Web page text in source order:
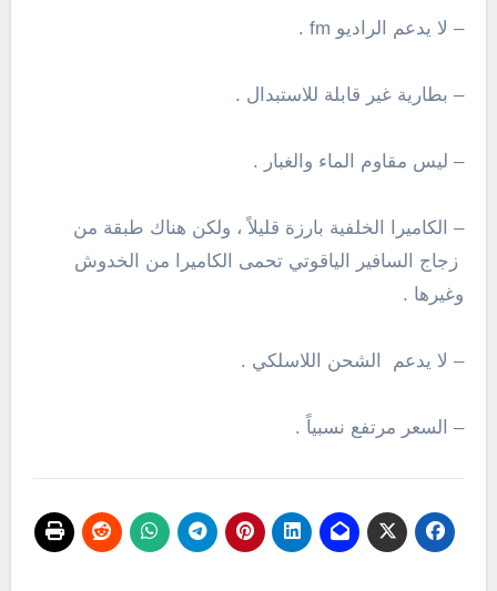
– لا يدعم الراديو fm .
– بطارية غير قابلة للاستبدال .
– ليس مقاوم الماء والغبار .
– الكاميرا الخلفية بارزة قليلاً ، ولكن هناك طبقة من
زجاج السافير الياقوتي تحمى الكاميرا من الخدوش
وغيرها .
– لا يدعم الشحن اللاسلكي .
– السعر مرتفع نسبياً .